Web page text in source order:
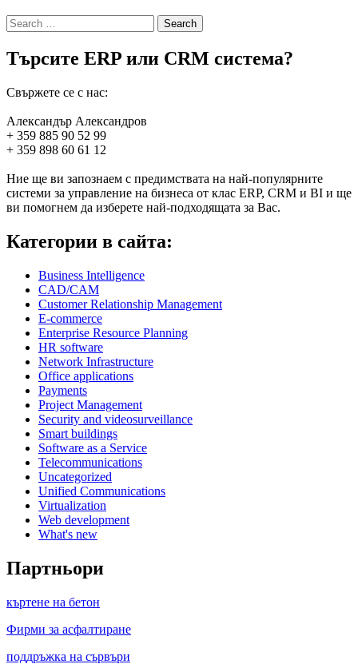
Search
for:
Търсите ERP или CRM система?
Свържете се с нас:
Александър Александров
+ 359 885 90 52 99
+ 359 898 60 61 12
Ние ще ви запознаем с предимствата на най-популярните
системи за управление на бизнеса от клас ERP, CRM и BI и ще
ви помогнем да изберете най-подходящата за Вас.
Категории в сайта:
Business Intelligence
CAD/CAM
Customer Relationship Management
E-commerce
Enterprise Resource Planning
HR software
Network Infrastructure
Office applications
Payments
Project Management
Security and videosurveillance
Smart buildings
Software as a Service
Telecommunications
Uncategorized
Unified Communications
Virtualization
Web development
What's new
Партньори
къртене на бетон
Фирми за асфалтиране
поддръжка на сървъри